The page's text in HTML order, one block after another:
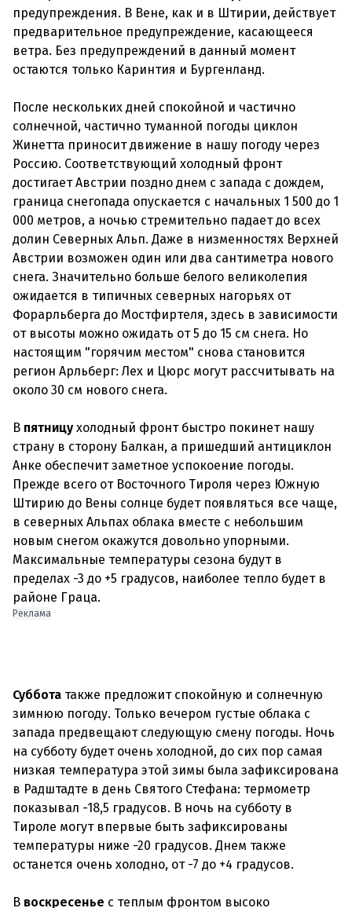
предупреждения. В Вене, как и в Штирии, действует
предварительное предупреждение, касающееся
ветра. Без предупреждений в данный момент
остаются только Каринтия и Бургенланд.
После нескольких дней спокойной и частично
солнечной, частично туманной погоды циклон
Жинетта приносит движение в нашу погоду через
Россию. Соответствующий холодный фронт
достигает Австрии поздно днем с запада с дождем,
граница снегопада опускается с начальных 1 500 до 1
000 метров, а ночью стремительно падает до всех
долин Северных Альп. Даже в низменностях Верхней
Австрии возможен один или два сантиметра нового
снега. Значительно больше белого великолепия
ожидается в типичных северных нагорьях от
Форарльберга до Мостфиртеля, здесь в зависимости
от высоты можно ожидать от 5 до 15 см снега. Но
настоящим "горячим местом" снова становится
регион Арльберг: Лех и Цюрс могут рассчитывать на
около 30 см нового снега.
В пятницу холодный фронт быстро покинет нашу
страну в сторону Балкан, а пришедший антициклон
Анке обеспечит заметное успокоение погоды.
Прежде всего от Восточного Тироля через Южную
Штирию до Вены солнце будет появляться все чаще,
в северных Альпах облака вместе с небольшим
новым снегом окажутся довольно упорными.
Максимальные температуры сезона будут в
пределах -3 до +5 градусов, наиболее тепло будет в
районе Граца.
Реклама
Суббота также предложит спокойную и солнечную
зимнюю погоду. Только вечером густые облака с
запада предвещают следующую смену погоды. Ночь
на субботу будет очень холодной, до сих пор самая
низкая температура этой зимы была зафиксирована
в Радштадте в день Святого Стефана: термометр
показывал -18,5 градусов. В ночь на субботу в
Тироле могут впервые быть зафиксированы
температуры ниже -20 градусов. Днем также
останется очень холодно, от -7 до +4 градусов.
В воскресенье с теплым фронтом высоко